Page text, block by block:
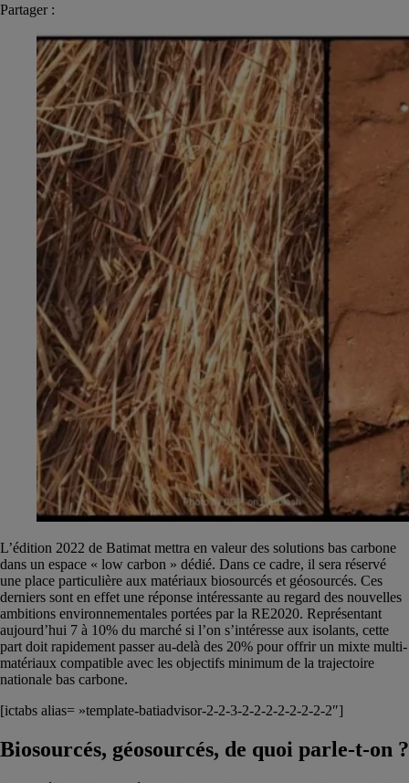
Partager :
L’édition 2022 de Batimat mettra en valeur des solutions bas carbone
dans un espace « low carbon » dédié. Dans ce cadre, il sera réservé
une place particulière aux matériaux biosourcés et géosourcés. Ces
derniers sont en effet une réponse intéressante au regard des nouvelles
ambitions environnementales portées par la RE2020. Représentant
aujourd’hui 7 à 10% du marché si l’on s’intéresse aux isolants, cette
part doit rapidement passer au-delà des 20% pour offrir un mixte multi-
matériaux compatible avec les objectifs minimum de la trajectoire
nationale bas carbone.
[ictabs alias= »template-batiadvisor-2-2-3-2-2-2-2-2-2-2-2″]
Biosourcés, géosourcés, de quoi parle-t-on ?